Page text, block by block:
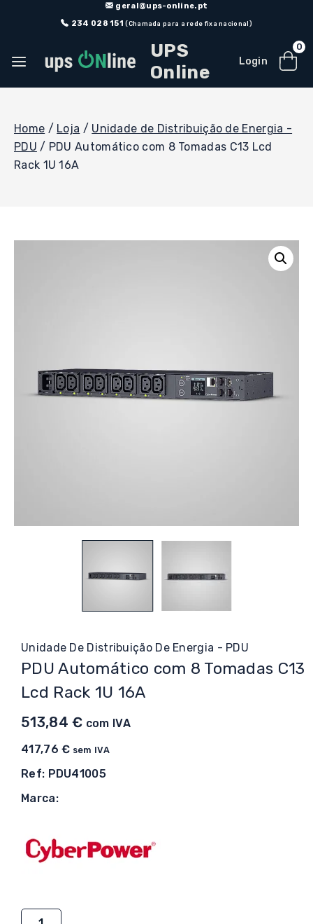
geral@ups-online.pt
234 028 151 (Chamada para a rede fixa nacional)
UPS
Online
Login
0
Home / Loja / Unidade de Distribuição de Energia -
PDU / PDU Automático com 8 Tomadas C13 Lcd
Rack 1U 16A
Unidade De Distribuição De Energia - PDU
PDU Automático com 8 Tomadas C13
Lcd Rack 1U 16A
513,84€ com IVA
417,76€ sem IVA
Ref: PDU41005
Marca:
Quantidade